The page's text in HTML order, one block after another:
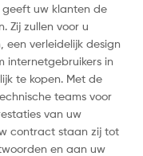
geeft uw klanten de
Zij zullen voor u
een verleidelijk design
internetgebruikers in
te kopen. Met de
teams voor
van uw
contract staan zij tot
en aan uw